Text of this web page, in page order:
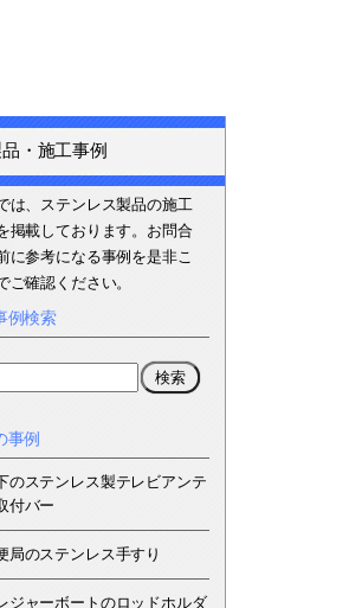
・施工事例
は、ステンレス製品の施工
掲載しております。お問合
に参考になる事例を是非こ
ご確認ください。
例検索
事例
のステンレス製テレビアンテ
付バー
局のステンレス手すり
ジャーボートのロッドホルダ